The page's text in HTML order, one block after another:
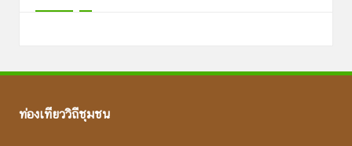
ท่องเที่ยววิถีชุมชน